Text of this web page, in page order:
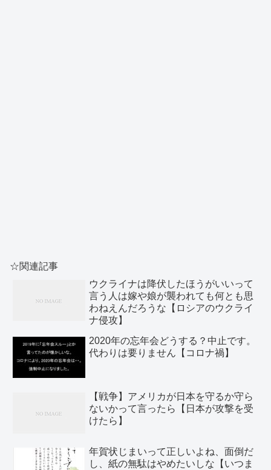
☆関連記事
ウクライナは降伏したほうがいいって
言う人は嫁や娘が襲われても何とも思
わねえんだろうな【ロシアのウクライ
ナ侵攻】
2020年の忘年会どうする？中止です。
代わりは要りません【コロナ禍】
【戦争】アメリカが日本を守るか守ら
ないかって言ったら【日本が攻撃を受
けたら】
年賀状じまいって正しいよね、面倒だ
し、紙の無駄はやめたいしな【いつま